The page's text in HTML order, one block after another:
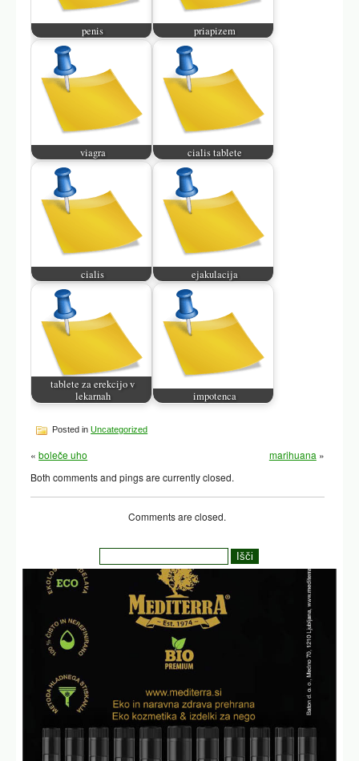
penis priapizem
viagra cialis tablete
cialis ejakulacija
tablete za erekcijo v
lekarnah
impotenca
Posted inUncategorized
«boleče uho marihuana »
Both comments and pings are currently closed.
Comments are closed.